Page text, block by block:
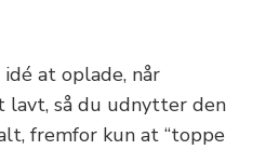
at oplade, når
så du udnytter den
fremfor kun at “toppe